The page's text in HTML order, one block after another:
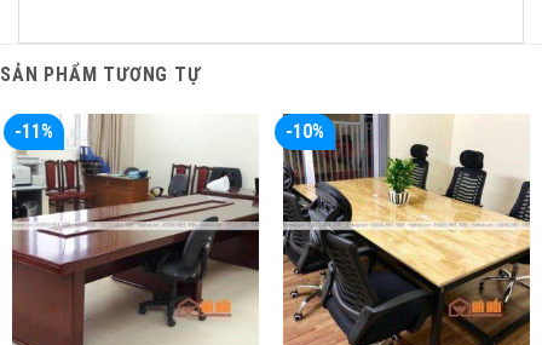
SẢN PHẨM TƯƠNG TỰ
-11% -10%